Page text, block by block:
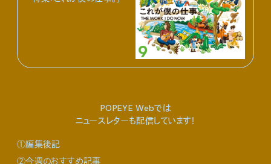
POPEYE Webでは
ニュースレターも配信しています！
①編集後記
②今週のおすすめ記事